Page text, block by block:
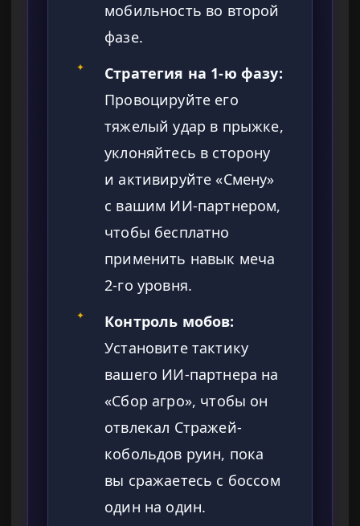
мобильность во второй
фазе.
✦
Стратегия на 1-ю фазу:
Провоцируйте его
тяжелый удар в прыжке,
уклоняйтесь в сторону
и активируйте «Смену»
с вашим ИИ-партнером,
чтобы бесплатно
применить навык меча
2-го уровня.
✦
Контроль мобов:
Установите тактику
вашего ИИ-партнера на
«Сбор агро», чтобы он
отвлекал Стражей-
кобольдов руин, пока
вы сражаетесь с боссом
один на один.